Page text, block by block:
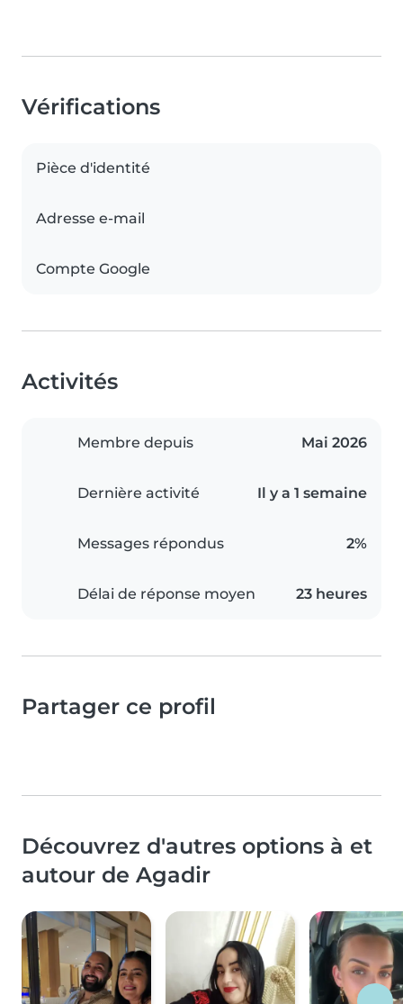
Vérifications
Pièce d'identité
Adresse e-mail
Compte Google
Activités
Membre depuis Mai 2026
Dernière activité Il y a 1 semaine
Messages répondus 2%
Délai de réponse moyen 23 heures
Partager ce profil
Découvrez d'autres options à et
autour de Agadir